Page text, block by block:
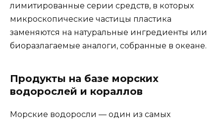
лимитированные серии средств, в которых
микроскопические частицы пластика
заменяются на натуральные ингредиенты или
биоразлагаемые аналоги, собранные в океане.
Продукты на базе морских
водорослей и кораллов
Морские водоросли — один из самых